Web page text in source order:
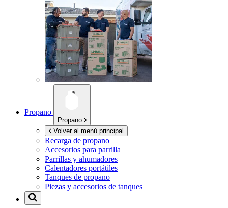
Propano
Propano
Volver al menú principal
Recarga de propano
Accesorios para parrilla
Parrillas y ahumadores
Calentadores portátiles
Tanques de propano
Piezas y accesorios de tanques